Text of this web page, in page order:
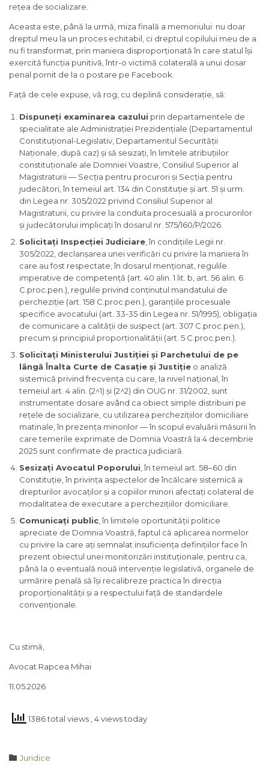
rețea de socializare.
Aceasta este, până la urmă, miza finală a memoriului: nu doar
dreptul meu la un proces echitabil, ci dreptul copilului meu de a
nu fi transformat, prin maniera disproporționată în care statul își
exercită funcția punitivă, într-o victimă colaterală a unui dosar
penal pornit de la o postare pe Facebook.
Față de cele expuse, vă rog, cu deplină considerație, să:
Dispuneți examinarea cazului prin departamentele de
specialitate ale Administrației Prezidențiale (Departamentul
Constituțional-Legislativ, Departamentul Securității
Naționale, după caz) și să sesizați, în limitele atribuțiilor
constituționale ale Domniei Voastre, Consiliul Superior al
Magistraturii — Secția pentru procurori și Secția pentru
judecători, în temeiul art. 134 din Constituție și art. 51 și urm.
din Legea nr. 305/2022 privind Consiliul Superior al
Magistraturii, cu privire la conduita procesuală a procurorilor
și judecătorului implicați în dosarul nr. 575/160/P/2026.
Solicitați Inspecției Judiciare, în condițiile Legii nr.
305/2022, declanșarea unei verificări cu privire la maniera în
care au fost respectate, în dosarul menționat, regulile
imperative de competență (art. 40 alin. 1 lit. b, art. 56 alin. 6
C.proc.pen.), regulile privind conținutul mandatului de
percheziție (art. 158 C.proc.pen.), garanțiile procesuale
specifice avocatului (art. 33-35 din Legea nr. 51/1995), obligația
de comunicare a calității de suspect (art. 307 C.proc.pen.),
precum și principiul proporționalității (art. 5 C.proc.pen.).
Solicitați Ministerului Justiției și Parchetului de pe
lângă Înalta Curte de Casație și Justițieo analiză
sistemică privind frecvența cu care, la nivel național, în
temeiul art. 4 alin. (2^1) și (2^2) din OUG nr. 31/2002, sunt
instrumentate dosare având ca obiect simple distribuiri pe
rețele de socializare, cu utilizarea perchezițiilor domiciliare
matinale, în prezența minorilor — în scopul evaluării măsurii în
care temerile exprimate de Domnia Voastră la 4 decembrie
2025 sunt confirmate de practica judiciară.
Sesizați Avocatul Poporului , în temeiul art. 58–60 din
Constituție, în privința aspectelor de încălcare sistemică a
drepturilor avocaților și a copiilor minori afectați colateral de
modalitatea de executare a perchezițiilor domiciliare.
Comunicați public, în limitele oportunității politice
apreciate de Domnia Voastră, faptul că aplicarea normelor
cu privire la care ați semnalat insuficiența definițiilor face în
prezent obiectul unei monitorizări instituționale, pentru ca,
până la o eventuală nouă intervenție legislativă, organele de
urmărire penală să își recalibreze practica în direcția
proporționalității și a respectului față de standardele
convenționale.
Cu stimă,
Avocat Rapcea Mihai
11.05.2026
1386 total views , 4 views today
 Category
Juridice